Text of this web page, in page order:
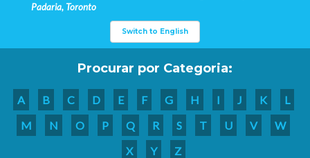
Padaria, Toronto
Switch to English
Procurar por Categoria:
A B C D E F G H I J K
L
M
N O P Q R S T U V
W
X
Y Z